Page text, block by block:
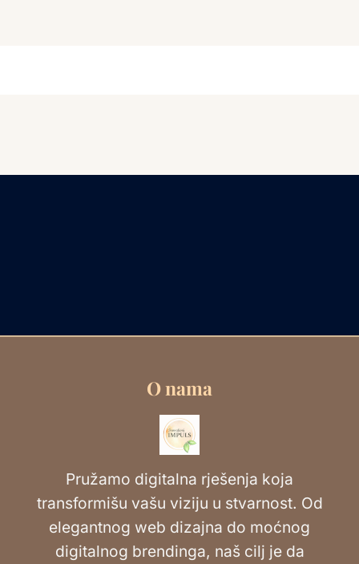
O nama
Pružamo digitalna rješenja koja
transformišu vašu viziju u stvarnost. Od
elegantnog web dizajna do moćnog
digitalnog brendinga, naš cilj je da